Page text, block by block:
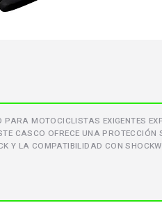
MOTOCICLISTAS EXIGENTES
CASCO OFRECE UNA
Y LA COMPATIBILIDAD CON